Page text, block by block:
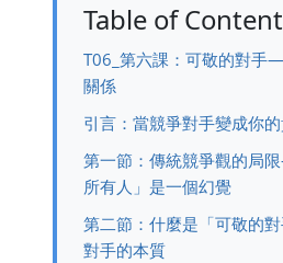
Table of Content
T06_第六課：可敬的對
關係
引言：當競爭對手變成你
第一節：傳統競爭觀的局
所有人」是一個幻覺
第二節：什麼是「可敬的
對手的本質